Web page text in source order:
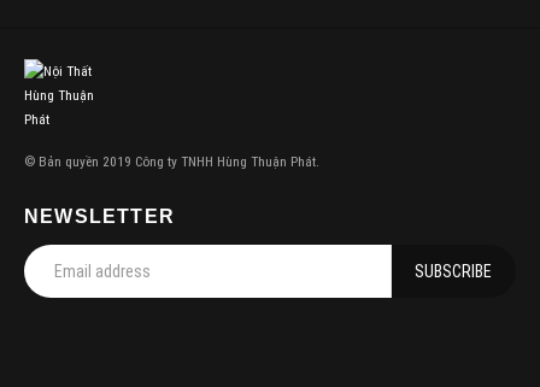
© Bản quyền 2019 Công ty TNHH Hùng Thuận Phát.
NEWSLETTER